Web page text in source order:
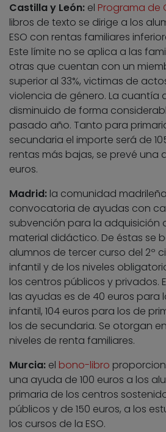
Castilla y León: el Programa de
libros de texto se dirige a los
ESO con rentas familiares
Este límite no se aplica a las
otras que cuentan con un
superior al 33%, victimas de
violencia de género. La cuantía
disminuido de forma
pasado año. Tanto para
secundaria el importe será de
rentas más bajas, se prevé una
euros.
Madrid: la comunidad
convocatoria de ayudas con
subvención para la adquisición
material didáctico. De éstas se
alumnos de tercer curso del 2º
infantil y de los niveles
los centros públicos y privados.
las ayudas es de 40 euros para
infantil, 104 euros para los de
los de secundaria. Se otorgan
niveles de renta familiares.
Murcia: el bono-libro
una ayuda de 100 euros a los
primaria de los centros
públicos y de 150 euros, a los
los cursos de la ESO.